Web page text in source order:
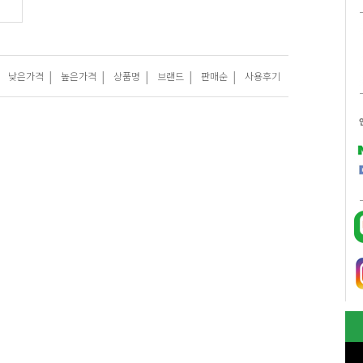
낮은가격 | 높은가격 | 상품명 | 브랜드 | 판매순 | 사용후기